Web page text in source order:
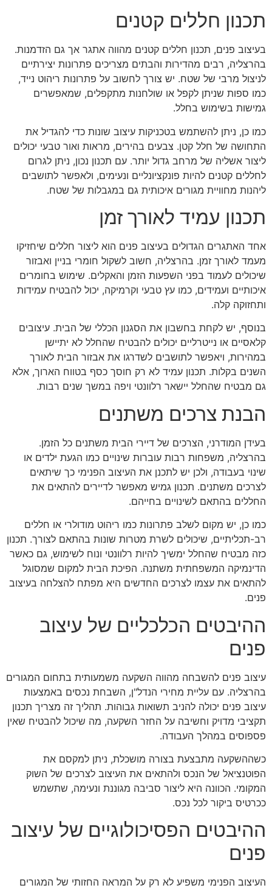
תכנון חללים קטנים
בעיצוב פנים, תכנון חללים קטנים מהווה אתגר אך גם הזדמנות.
בהרצליה, רבים מהדירות והבתים מצריכים פתרונות יצירתיים
לניצול מרבי של שטח. יש צורך לחשוב על פתרונות ריהוט נייד,
כמו ספות שניתן לקפל או שולחנות מתקפלים, שמאפשרים
גמישות בשימוש בחלל.
כמו כן, ניתן להשתמש בטכניקות עיצוב שונות כדי להגדיל את
התחושה של חלל קטן. צבעים בהירים, מראות ואור טבעי יכולים
ליצור אשליה של מרחב גדול יותר. עם תכנון נכון, ניתן לגרום
לחללים קטנים להיות פונקציונליים ונעימים, ולאפשר לתושבים
ליהנות מחוויית מגורים איכותית גם במגבלות של שטח.
תכנון עמיד לאורך זמן
אחד האתגרים הגדולים בעיצוב פנים הוא ליצור חללים שיחזיקו
מעמד לאורך זמן. בהרצליה, חשוב לשקול חומרי בניין ואבזור
שיכולים לעמוד בפני השפעות הזמן והאקלים. שימוש בחומרים
איכותיים ועמידים, כמו עץ טבעי וקרמיקה, יכול להבטיח עמידות
ותחזוקה קלה.
בנוסף, יש לקחת בחשבון את הסגנון הכללי של הבית. עיצובים
קלאסיים או נייטרליים יכולים להבטיח שהחלל לא יתיישן
במהירות, ויאפשר לתושבים לשדרגו את אבזור הבית לאורך
השנים בקלות. תכנון עמיד לא רק חוסך כסף בטווח הארוך, אלא
גם מבטיח שהחלל יישאר רלוונטי ויפה במשך שנים רבות.
הבנת צרכים משתנים
בעידן המודרני, הצרכים של דיירי הבית משתנים כל הזמן.
בהרצליה, משפחות רבות עוברות שינויים כמו הגעת ילדים או
שינוי בעבודה, ולכן יש לתכנן את העיצוב הפנימי כך שיתאים
לצרכים משתנים. תכנון גמיש מאפשר לדיירים להתאים את
החללים בהתאם לשינויים בחייהם.
כמו כן, יש מקום לשלב פתרונות כמו ריהוט מודולרי או חללים
רב-תכליתיים, שיכולים לשרת מטרות שונות בהתאם לצורך. תכנון
כזה מבטיח שהחלל ימשיך להיות רלוונטי ונוח לשימוש, גם כאשר
הדינמיקה המשפחתית משתנה. הפיכת הבית למקום שמסוגל
להתאים את עצמו לצרכים החדשים היא מפתח להצלחה בעיצוב
פנים.
ההיבטים הכלכליים של עיצוב
פנים
עיצוב פנים להשבחה מהווה השקעה משמעותית בתחום המגורים
בהרצליה. עם עליית מחירי הנדל"ן, השבחת נכסים באמצעות
עיצוב פנים יכולה להניב תשואות גבוהות. תהליך זה מצריך תכנון
תקציבי מדויק וחשיבה על החזר השקעה, מה שיכול להבטיח שאין
פספוסים במהלך העבודה.
כשההשקעה מתבצעת בצורה מושכלת, ניתן למקסם את
הפוטנציאל של הנכס ולהתאים את העיצוב לצרכים של השוק
המקומי. הכוונה היא ליצור סביבה מגוננת ונעימה, שתשמש
ככרטיס ביקור לכל נכס.
ההיבטים הפסיכולוגיים של עיצוב
פנים
העיצוב הפנימי משפיע לא רק על המראה החזותי של המגורים